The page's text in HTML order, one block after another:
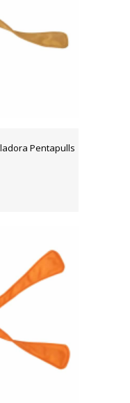
Pentapulls